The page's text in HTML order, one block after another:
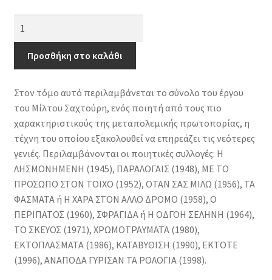
(1945-
1998)
Προσθήκη στο καλάθι
Στον τόμο αυτό περιλαμβάνεται το σύνολο του έργου
του Μίλτου Σαχτούρη, ενός ποιητή από τους πιο
χαρακτηριστικούς της μεταπολεμικής πρωτοπορίας, η
τέχνη του οποίου εξακολουθεί να επηρεάζει τις νεότερες
γενιές. Περιλαμβάνονται οι ποιητικές συλλογές: Η
ΛΗΣΜΟΝΗΜΕΝΗ (1945), ΠΑΡΑΛΟΓΑΙΣ (1948), ΜΕ ΤΟ
ΠΡΟΣΩΠΟ ΣΤΟΝ ΤΟΙΧΟ (1952), ΟΤΑΝ ΣΑΣ ΜΙΛΩ (1956), ΤΑ
ΦΑΣΜΑΤΑ ή Η ΧΑΡΑ ΣΤΟΝ ΑΛΛΟ ΔΡΟΜΟ (1958), Ο
ΠΕΡΙΠΑΤΟΣ (1960), ΣΦΡΑΓΙΔΑ ή Η ΟΔΓΟΗ ΣΕΛΗΝΗ (1964),
ΤΟ ΣΚΕΥΟΣ (1971), ΧΡΩΜΟΤΡΑΥΜΑΤΑ (1980),
ΕΚΤΟΠΛΑΣΜΑΤΑ (1986), ΚΑΤΑΒΥΘΙΣΗ (1990), ΕΚΤΟΤΕ
(1996), ΑΝΑΠΟΔΑ ΓΥΡΙΣΑΝ ΤΑ ΡΟΛΟΓΙΑ (1998).